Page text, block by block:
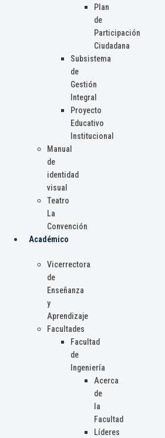
Plan
de
Participación
Ciudadana
Subsistema
de
Gestión
Integral
Proyecto
Educativo
Institucional
Manual
de
identidad
visual
Teatro
La
Convención
Académico
Vicerrectora
de
Enseñanza
y
Aprendizaje
Facultades
Facultad
de
Ingeniería
Acerca
de
la
Facultad
Líderes